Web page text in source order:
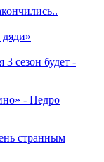
сезон будет -
- Педро
странным